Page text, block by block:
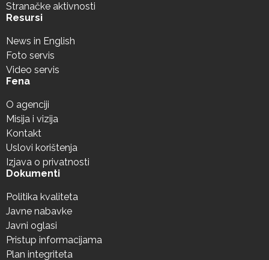
Stranačke aktivnosti
Resursi
News in English
Foto servis
Video servis
Fena
O agenciji
Misija i vizija
Kontakt
Uslovi korištenja
Izjava o privatnosti
Dokumenti
Politika kvaliteta
Javne nabavke
Javni oglasi
Pristup informacijama
Plan integriteta